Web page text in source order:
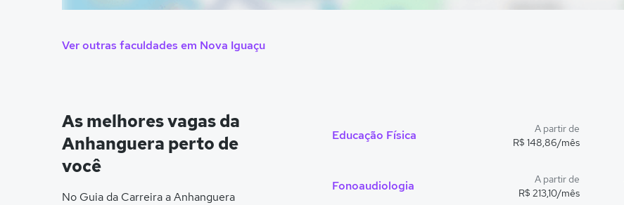
Ver outras faculdades em Nova Iguaçu
As melhores vagas da
Anhanguera perto de
você
No Guia da Carreira a Anhanguera
Educação Física
A partir de
R$ 148,86/mês
Fonoaudiologia
A partir de
R$ 213,10/mês